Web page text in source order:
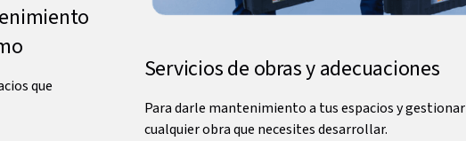
que
Servicios de obras y adecuaciones
Para darle mantenimiento a tus espacios y gestionar
cualquier obra que necesites desarrollar.